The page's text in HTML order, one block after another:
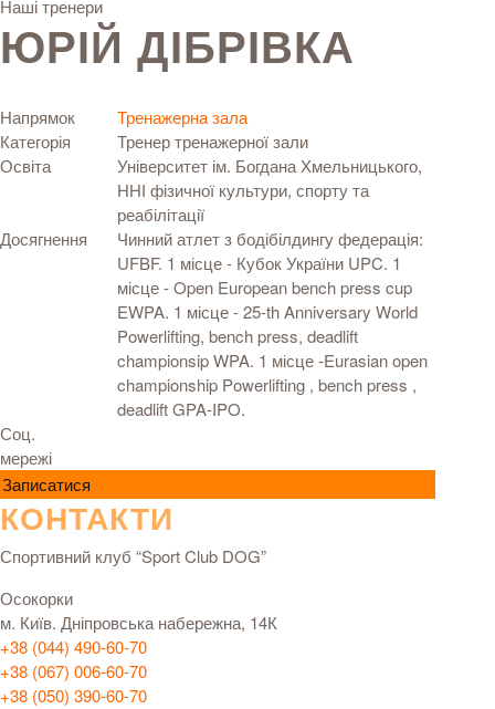
Наші тренери
ЮРІЙ ДІБРІВКА
Напрямок
Тренажерна зала
Категорія
Тренер тренажерної зали
Освіта
Університет ім. Богдана Хмельницького,
ННІ фізичної культури, спорту та
реабілітації
Досягнення
Чинний атлет з бодібілдингу федерація:
UFBF. 1 місце - Кубок України UPC. 1
місце - Open European bench press cup
EWPA. 1 місце - 25-th Anniversary World
Powerlifting, bench press, deadlift
championsip WPA. 1 місце -Eurasian open
championship Powerlifting , bench press ,
deadlift GPA-IPO.
Соц.
мережі
Записатися
КОНТАКТИ
Спортивний клуб “Sport Club DOG”
Осокорки
м. Київ. Дніпровська набережна, 14К
+38 (044) 490-60-70
+38 (067) 006-60-70
+38 (050) 390-60-70